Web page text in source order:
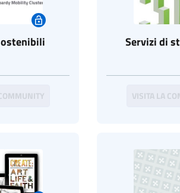
Servizi di
VISITA LA